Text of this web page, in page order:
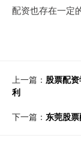
配资也存在一定
上一篇： 股票配
利
下一篇： 东莞股